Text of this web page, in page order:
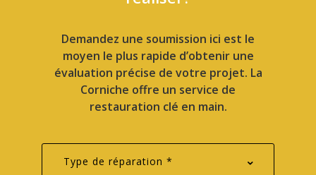
Demandez une soumission ici est le
moyen le plus rapide d’obtenir une
évaluation précise de votre projet. La
Corniche offre un service de
restauration clé en main.